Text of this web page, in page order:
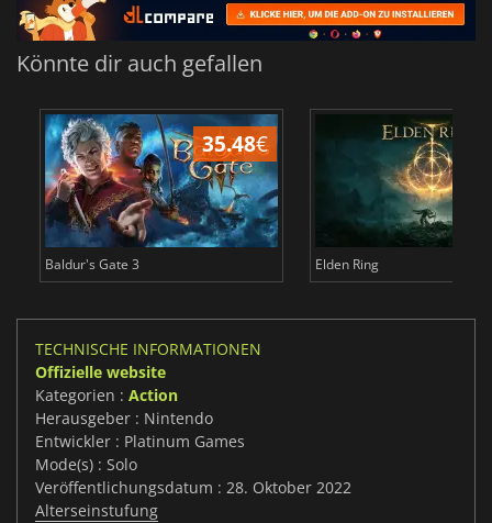
Könnte dir auch gefallen
35.48€
Baldur's Gate 3 Elden Ring
TECHNISCHE INFORMATIONEN
Offizielle website
Kategorien : Action
Herausgeber : Nintendo
Entwickler : Platinum Games
Mode(s) : Solo
Veröffentlichungsdatum : 28. Oktober 2022
Alterseinstufung